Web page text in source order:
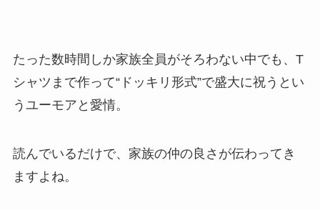
たった数時間しか家族全員がそろわない中でも、T
シャツまで作って“ドッキリ形式”で盛大に祝うとい
うユーモアと愛情。
読んでいるだけで、家族の仲の良さが伝わってき
ますよね。